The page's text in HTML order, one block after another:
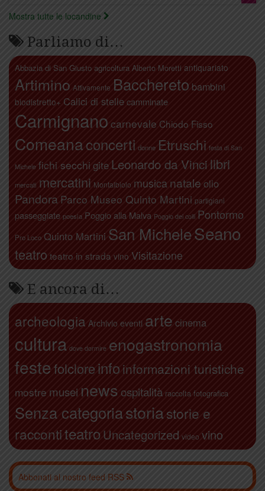
Mostra tutte le locandine
Parliamo di…
Abbazia di San Giusto agricoltura Alberto Moretti antiquariato
Artimino Attivamente Bacchereto bambini
biodistretto+ Calici di stellecamminate
Carmignano carnevale Chiodo Fisso
Comeanaconcerti donne Etruschi festa di San
Michele fichi secchi gite Leonardo da Vinci libri
mercati mercatini Montalbiolo musica natale olio
Pandora Parco Museo Quinto Martini partigiani
passeggiate poesia Poggio alla Malva Poggio dei colli Pontormo
Pro Loco Quinto Martini San MicheleSeano
teatro teatro in strada vino Visitazione
E ancora di…
archeologia Archivio eventi arte cinema
cultura dove dormire enogastronomia
festefolcloreinfo informazioni turistiche
mostre musei news ospitalità raccolta fotografica
Senza categoriastoriastorie e
raccontiteatro Uncategorized video vino
Abbonati al nostro feed RSS